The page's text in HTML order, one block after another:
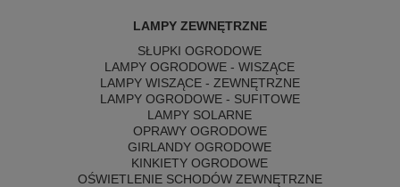
LAMPY ZEWNĘTRZNE
SŁUPKI OGRODOWE
LAMPY OGRODOWE - WISZĄCE
LAMPY WISZĄCE - ZEWNĘTRZNE
LAMPY OGRODOWE - SUFITOWE
LAMPY SOLARNE
OPRAWY OGRODOWE
GIRLANDY OGRODOWE
KINKIETY OGRODOWE
OŚWIETLENIE SCHODÓW ZEWNĘTRZNE